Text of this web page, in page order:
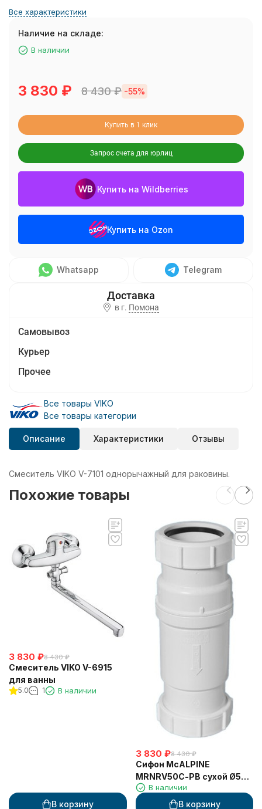
Все характеристики
Наличие на складе:
В наличии
3 830 ₽ 8 430₽ -55%
Купить в 1 клик
Запрос счета для юрлиц
Купить на Wildberries
Купить на Ozon
Whatsapp Telegram
в г. Помона
Самовывоз
Курьер
Прочее
Все товары VIKO
Все товары категории
Описание Характеристики Отзывы
Смеситель VIKO V-7101 однорычажный для раковины.
Похожие товары
3 830 ₽8 430 ₽
Смеситель VIKO V-6915
для ванны
5.0 1 В наличии
В корзину
3 830 ₽8 430 ₽
Сифон McALPINE
MRNRV50С-PB сухой Ø50 х
50 самозакрывающий
В наличии
В корзину